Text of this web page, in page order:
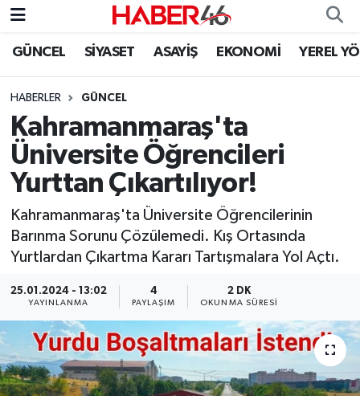
GÜNCEL SİYASET ASAYİŞ EKONOMİ YEREL
HABERLER GÜNCEL
Kahramanmaraş'ta
Üniversite Öğrencileri
Yurttan Çıkartılıyor!
Kahramanmaraş'ta Üniversite Öğrencilerinin
Barınma Sorunu Çözülemedi. Kış Ortasında
Yurtlardan Çıkartma Kararı Tartışmalara Yol Açtı.
25.01.2024 - 13:02
YAYINLANMA
4
PAYLAŞIM
2 DK
OKUNMA SÜRESI
GÜNCEL
SİYASET
EKONOMİ
SPOR
YAŞAM
TEKNOLOJİ
SAĞLIK
EĞİTİM
İLÇE HABERLERİ
Nöbetçi Eczaneler
Hava Durumu
Kahramanmaraş Namaz Vakitleri
Trafik Durumu
Süper Lig Puan Durumu ve Fikstür
Tüm Manşetler
Son Dakika Haberleri
Haber Arşivi